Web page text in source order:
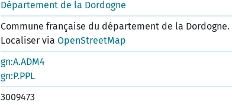
Département de la Dordogne
Commune française du département de la
Localiser via OpenStreetMap
gn:A.ADM4
gn:P.PPL
3009473